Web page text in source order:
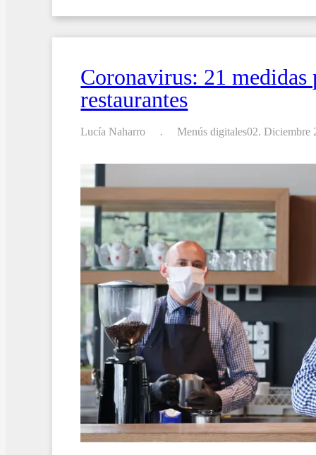
su
en
para
llevar
Coronavirus: 21
restaurantes
Lucía Naharro Menús digitales02. Diciembre